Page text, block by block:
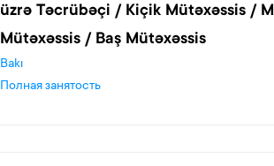
üzrə Təcrübəçi / Kiçik Mütəxəssis /
Mütəxəssis / Baş Mütəxəssis
Bakı
Полная занятость